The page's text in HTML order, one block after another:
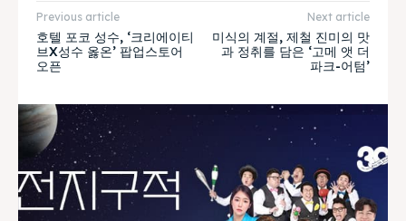
Previous article
호텔 포코 성수, ‘크리에이티
브X성수 옳온’ 팝업스토어
오픈
Next article
미식의 계절, 제철 진미의 맛
과 정취를 담은 ‘고메 앳 더
파크-어텀’